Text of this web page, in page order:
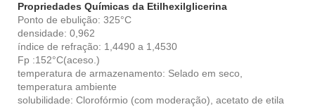
Propriedades Químicas da Etilhexilglicerina
Ponto de ebulição: 325°C
densidade: 0,962
índice de refração: 1,4490 a 1,4530
Fp :152°C(aceso.)
temperatura de armazenamento: Selado em seco,
temperatura ambiente
solubilidade: Clorofórmio (com moderação), acetato de etila